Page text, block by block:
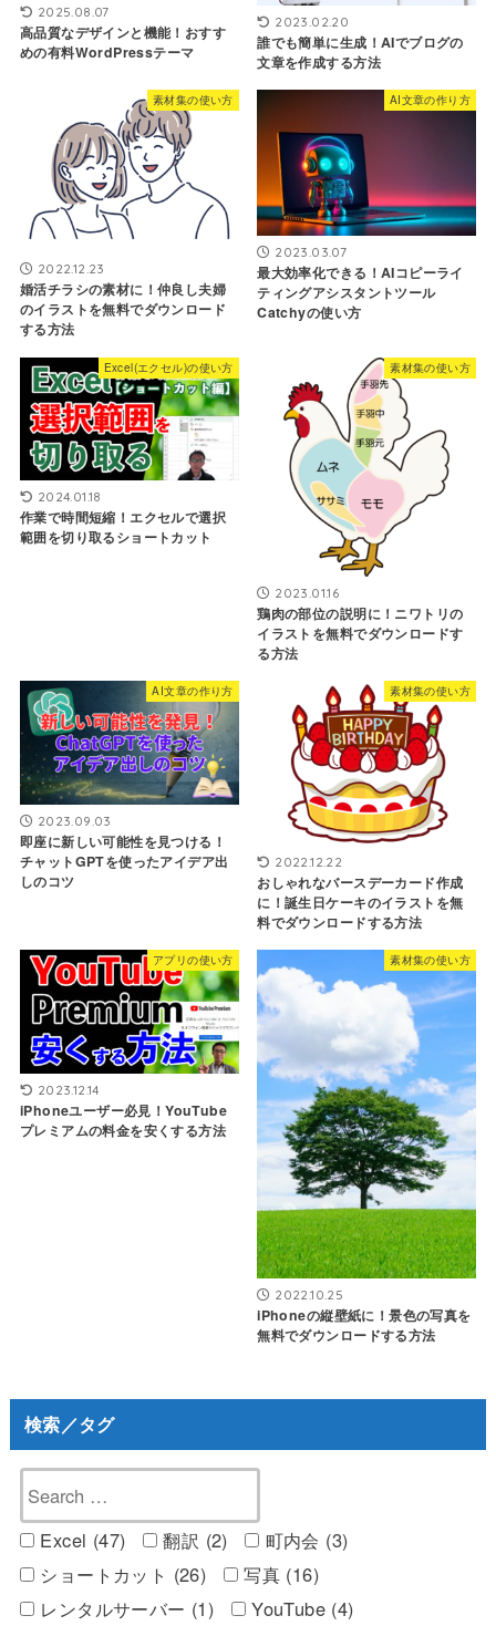
2025.08.07
高品質なデザインと機能！おすす
めの有料WordPressテーマ
2023.02.20
誰でも簡単に生成！AIでブログの
文章を作成する方法
素材集の使い方
2022.12.23
婚活チラシの素材に！仲良し夫婦
のイラストを無料でダウンロード
する方法
AI文章の作り方
2023.03.07
最大効率化できる！AIコピーライ
ティングアシスタントツール
Catchyの使い方
Excel(エクセル)の使い方
2024.01.18
作業で時間短縮！エクセルで選択
範囲を切り取るショートカット
素材集の使い方
2023.01.16
鶏肉の部位の説明に！ニワトリの
イラストを無料でダウンロードす
る方法
AI文章の作り方
2023.09.03
即座に新しい可能性を見つける！
チャットGPTを使ったアイデア出
しのコツ
素材集の使い方
2022.12.22
おしゃれなバースデーカード作成
に！誕生日ケーキのイラストを無
料でダウンロードする方法
アプリの使い方
2023.12.14
iPhoneユーザー必見！YouTube
プレミアムの料金を安くする方法
素材集の使い方
2022.10.25
iPhoneの縦壁紙に！景色の写真を
無料でダウンロードする方法
検索／タグ
Excel (47) 翻訳 (2)
町内会 (3)
ショートカット (26)
写真 (16)
レンタルサーバー (1)
YouTube (4)